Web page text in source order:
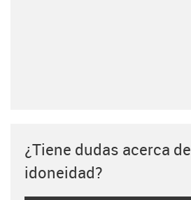
¿Tiene dudas acerca
idoneidad?